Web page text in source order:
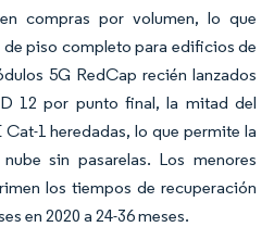
compras por volumen, lo que
de piso completo para edificios de
5G RedCap recién lanzados
12 por punto final, la mitad del
1 heredadas, lo que permite la
sin pasarelas. Los menores
los tiempos de recuperación
en 2020 a 24-36 meses.